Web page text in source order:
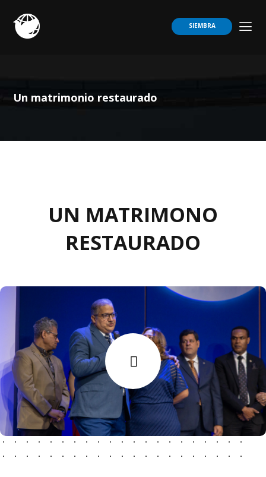
SIEMBRA
Un matrimonio restaurado
UN MATRIMONO
RESTAURADO